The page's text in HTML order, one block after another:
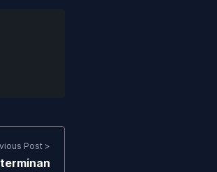
Post >